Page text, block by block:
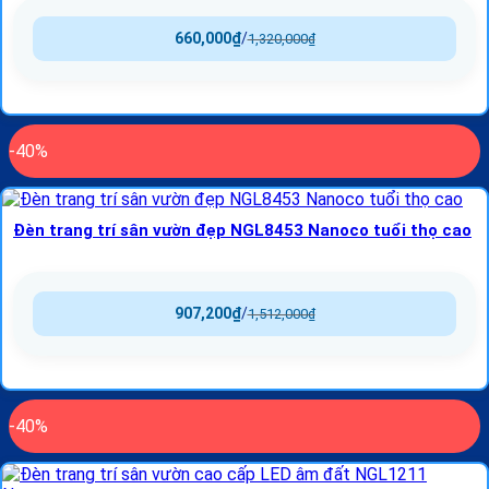
1,320,000₫
/
660,000₫
-40%
Đèn trang trí sân vườn đẹp NGL8453 Nanoco tuổi thọ cao
1,512,000₫
/
907,200₫
-40%